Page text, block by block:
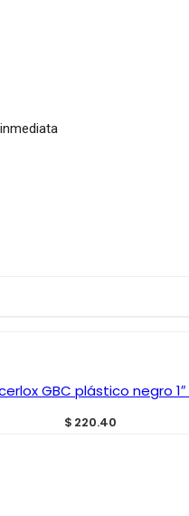
GBC plástico negro 1″
$ 220.40